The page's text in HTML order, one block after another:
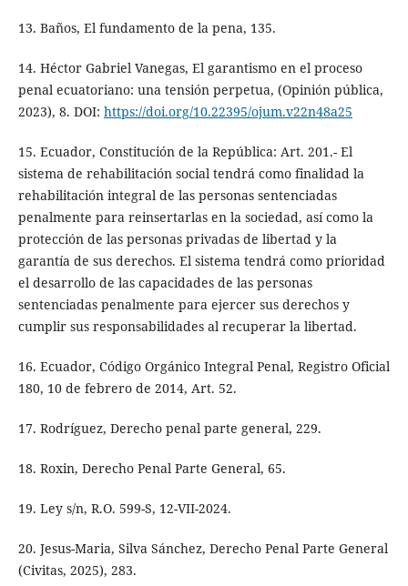
13. Baños, El fundamento de la pena, 135.
14. Héctor Gabriel Vanegas, El garantismo en el proceso
penal ecuatoriano: una tensión perpetua, (Opinión pública,
2023), 8. DOI: https://doi.org/10.22395/ojum.v22n48a25
15. Ecuador, Constitución de la República: Art. 201.- El
sistema de rehabilitación social tendrá como finalidad la
rehabilitación integral de las personas sentenciadas
penalmente para reinsertarlas en la sociedad, así como la
protección de las personas privadas de libertad y la
garantía de sus derechos. El sistema tendrá como prioridad
el desarrollo de las capacidades de las personas
sentenciadas penalmente para ejercer sus derechos y
cumplir sus responsabilidades al recuperar la libertad.
16. Ecuador, Código Orgánico Integral Penal, Registro Oficial
180, 10 de febrero de 2014, Art. 52.
17. Rodríguez, Derecho penal parte general, 229.
18. Roxin, Derecho Penal Parte General, 65.
19. Ley s/n, R.O. 599-S, 12-VII-2024.
20. Jesus-Maria, Silva Sánchez, Derecho Penal Parte General
(Civitas, 2025), 283.